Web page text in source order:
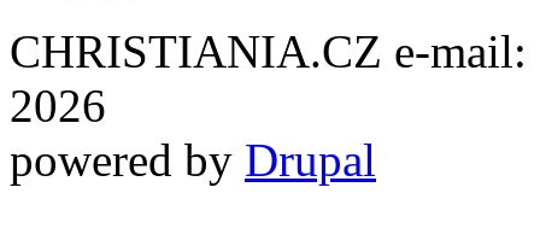
CHRISTIANIA.CZ e-mail:
2026
powered by Drupal